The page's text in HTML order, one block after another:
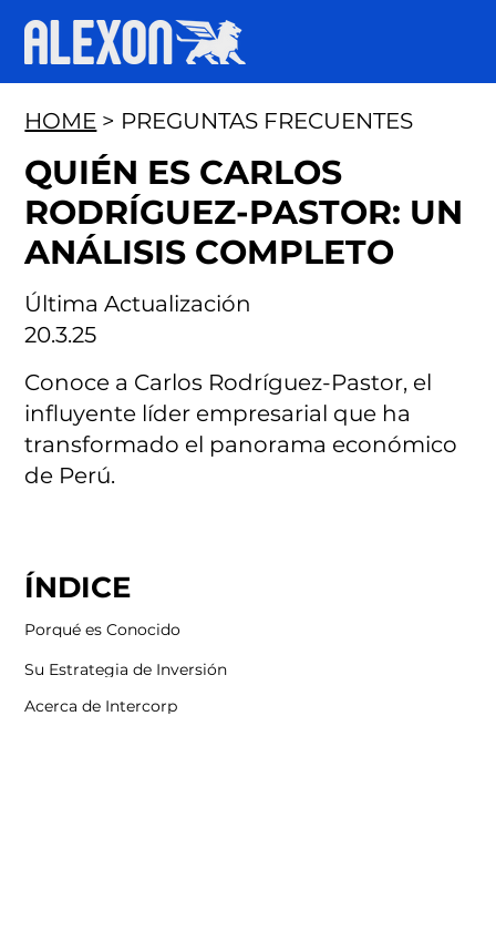
ÍNDICE
Porqué es Conocido
Su Estrategia de Inversión
Acerca de Intercorp
Última Actualización
20.3.25
HOME > PREGUNTAS FRECUENTES
QUIÉN ES CARLOS
RODRÍGUEZ-PASTOR: UN
ANÁLISIS COMPLETO
Conoce a Carlos Rodríguez-Pastor, el
influyente líder empresarial que ha
transformado el panorama económico
de Perú.